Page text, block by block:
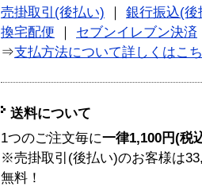
売掛取引(後払い)
銀行振込(後
換宅配便
セブンイレブン決済
⇒支払方法について詳しくはこ
送料について
1つのご注文毎に一律1,100円(税
※売掛取引(後払い)のお客様は
無料！